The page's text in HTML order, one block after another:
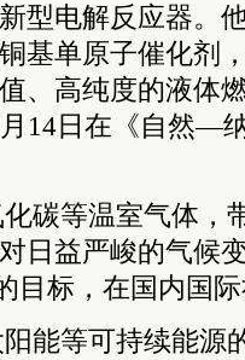
型电解反应器。
基单原子催化剂
、高纯度的液体
14日在《自然—
碳等温室气体，
日益严峻的气候
目标，在国内国
能等可持续能源